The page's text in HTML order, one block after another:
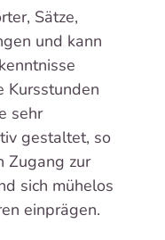
Sätze,
und kann
Kursstunden
sehr
gestaltet, so
Zugang zur
sich mühelos
einprägen.